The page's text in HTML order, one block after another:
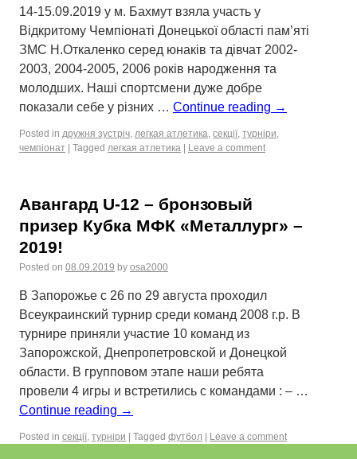
14-15.09.2019 у м. Бахмут взяла участь у
Відкритому Чемпіонаті Донецької області пам’яті
ЗМС Н.Откаленко серед юнаків та дівчат 2002-
2003, 2004-2005, 2006 років народження та
молодших. Наші спортсмени дуже добре
показали себе у різних … Continue reading →
Posted in дружня зустріч, легкая атлетика, секції, турніри,
чемпіонат
Tagged легкая атлетика Leave a comment
Авангард U-12 – бронзовый
призер Кубка МФК «Металлург» –
2019!
Posted on 08.09.2019 by osa2000
В Запорожье с 26 по 29 августа проходил
Всеукраинский турнир среди команд 2008 г.р. В
турнире приняли участие 10 команд из
Запорожской, Днепропетровской и Донецкой
области. В групповом этапе наши ребята
провели 4 игры и встретились с командами : – …
Continue reading →
Posted in секції, турніри Tagged футбол Leave a comment